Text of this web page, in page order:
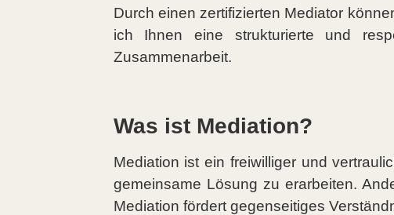
Durch einen zertifizierten Mediator
ich Ihnen eine strukturierte und
Zusammenarbeit.
Was ist Mediation?
Mediation ist ein freiwilliger und
gemeinsame Lösung zu erarbeiten.
Mediation fördert gegenseitiges